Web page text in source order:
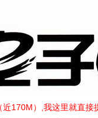
170M）,我这里就直接